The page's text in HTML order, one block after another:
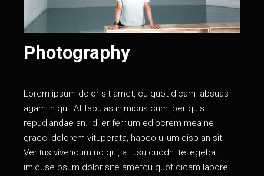
Photography
Lorem ipsum dolor sit amet, cu quot dicam labsuas
agam in qui. At fabulas inimicus cum, per quis
repudiandae an. Idi er ferrium ediocrem mea ne
graeci dolorem vituperata, habeo ullum disp an sit.
Veritus vivendum no qui, at usu quodn itellegebat
imicuse psum dolor site ametcu quot dicam labore